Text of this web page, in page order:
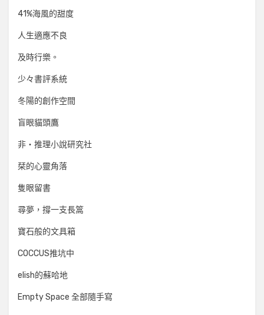
41%海風的甜度
人生適應不良
及時行樂。
少々書評系統
冬陽的創作空間
盲眼貓頭鷹
非‧推理小說研究社
栞的心靈角落
隻眼留書
尋夢，撐一支長篙
寶石般的文具箱
COCCUS推坑中
elish的蘇哈地
Empty Space 全部隨手寫